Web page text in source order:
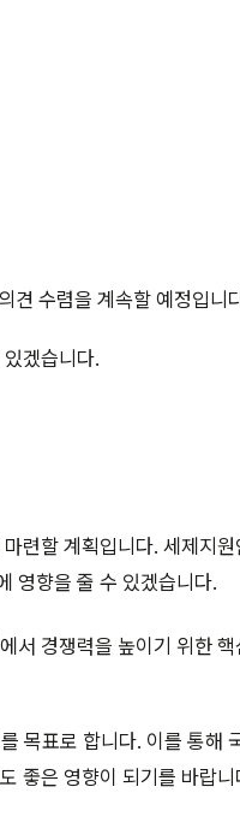
견 수렴을 계속할 예정입니
겠습니다.
련할 계획입니다. 세제지원
영향을 줄 수 있겠습니다.
서 경쟁력을 높이기 위한 핵
목표로 합니다. 이를 통해
좋은 영향이 되기를 바랍니